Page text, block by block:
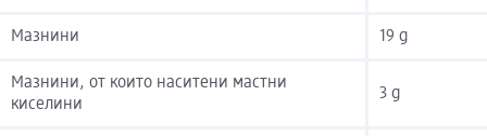
Мазнини 19 g
Мазнини, от които наситени мастни
киселини
3 g